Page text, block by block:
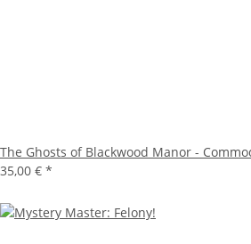
The Ghosts of Blackwood Manor -
35,00 € *